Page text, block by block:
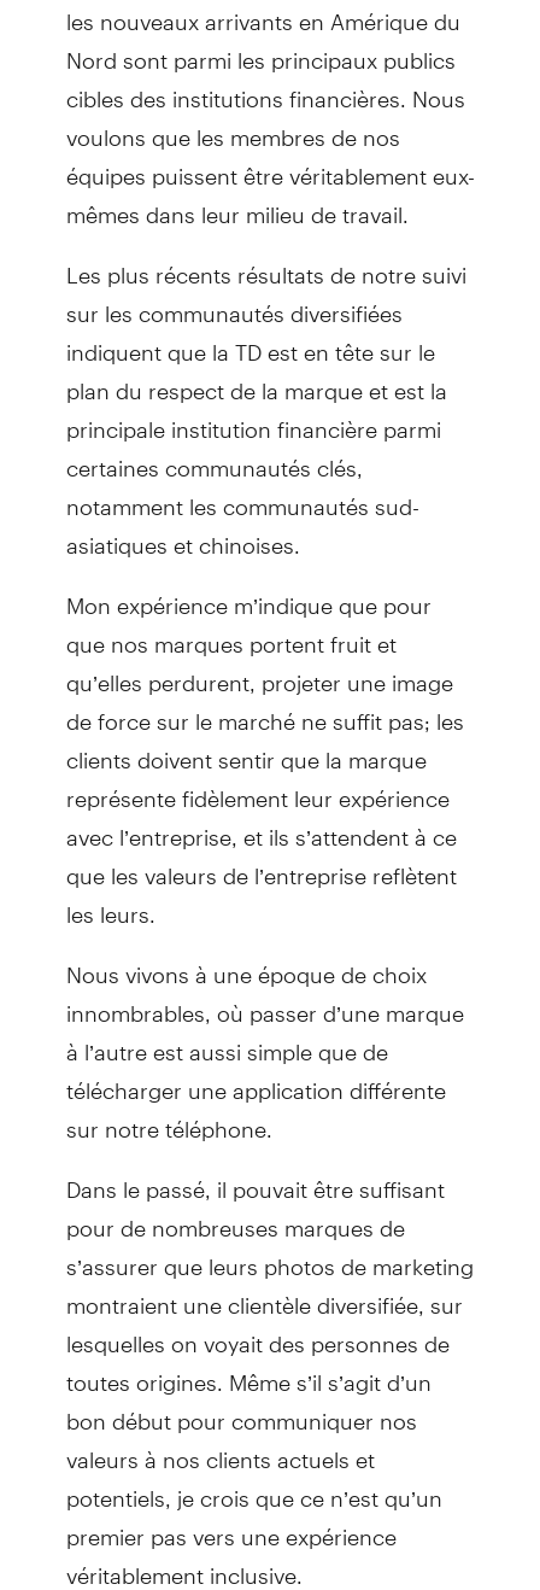
les nouveaux arrivants en Amérique du
Nord sont parmi les principaux publics
cibles des institutions financières. Nous
voulons que les membres de nos
équipes puissent être véritablement eux-
mêmes dans leur milieu de travail.
Les plus récents résultats de notre suivi
sur les communautés diversifiées
indiquent que la TD est en tête sur le
plan du respect de la marque et est la
principale institution financière parmi
certaines communautés clés,
notamment les communautés sud-
asiatiques et chinoises.
Mon expérience m’indique que pour
que nos marques portent fruit et
qu’elles perdurent, projeter une image
de force sur le marché ne suffit pas; les
clients doivent sentir que la marque
représente fidèlement leur expérience
avec l’entreprise, et ils s’attendent à ce
que les valeurs de l’entreprise reflètent
les leurs.
Nous vivons à une époque de choix
innombrables, où passer d’une marque
à l’autre est aussi simple que de
télécharger une application différente
sur notre téléphone.
Dans le passé, il pouvait être suffisant
pour de nombreuses marques de
s’assurer que leurs photos de marketing
montraient une clientèle diversifiée, sur
lesquelles on voyait des personnes de
toutes origines. Même s’il s’agit d’un
bon début pour communiquer nos
valeurs à nos clients actuels et
potentiels, je crois que ce n’est qu’un
premier pas vers une expérience
véritablement inclusive.